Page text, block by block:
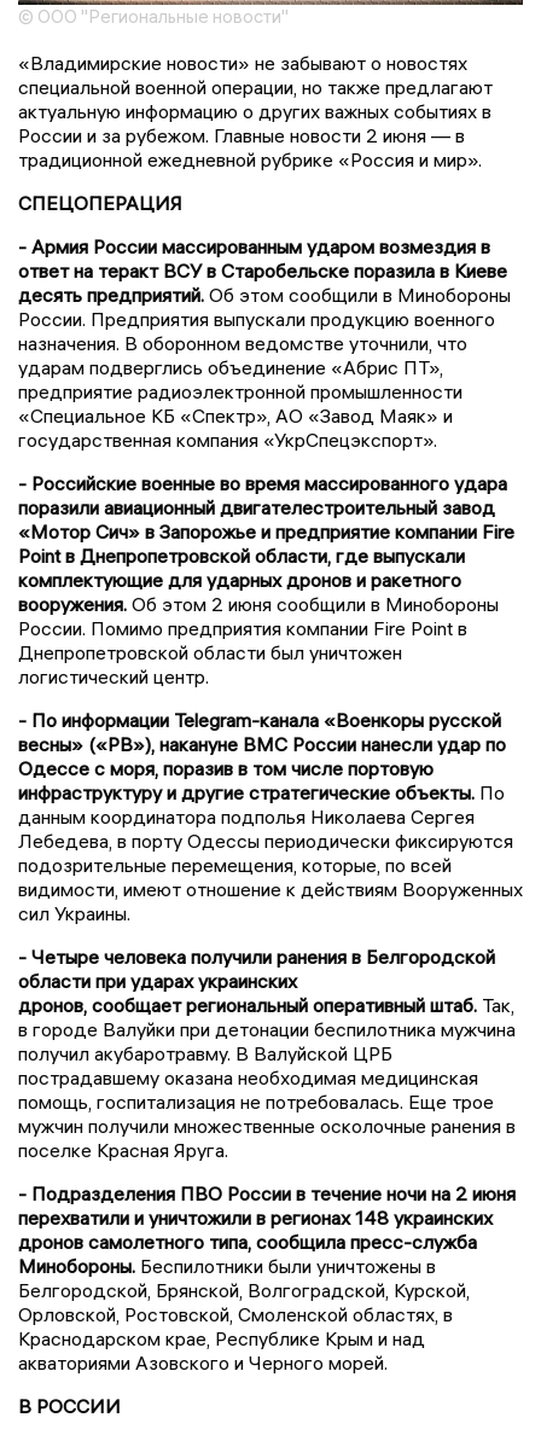
© ООО "Региональные новости"
«Владимирские новости» не забывают о новостях
специальной военной операции, но также предлагают
актуальную информацию о других важных событиях в
России и за рубежом. Главные новости 2 июня — в
традиционной ежедневной рубрике «Россия и мир».
СПЕЦОПЕРАЦИЯ
- Армия России массированным ударом возмездия в
ответ на теракт ВСУ в Старобельске поразила в Киеве
десять предприятий. Об этом сообщили в Минобороны
России. Предприятия выпускали продукцию военного
назначения. В оборонном ведомстве уточнили, что
ударам подверглись объединение «Абрис ПТ»,
предприятие радиоэлектронной промышленности
«Специальное КБ «Спектр», АО «Завод Маяк» и
государственная компания «УкрСпецэкспорт».
- Российские военные во время массированного удара
поразили авиационный двигателестроительный завод
«Мотор Сич» в Запорожье и предприятие компании Fire
Point в Днепропетровской области, где выпускали
комплектующие для ударных дронов и ракетного
вооружения. Об этом 2 июня сообщили в Минобороны
России. Помимо предприятия компании Fire Point в
Днепропетровской области был уничтожен
логистический центр.
- По информации Telegram-канала «Военкоры русской
весны» («РВ»), накануне ВМС России нанесли удар по
Одессе с моря, поразив в том числе портовую
инфраструктуру и другие стратегические объекты. По
данным координатора подполья Николаева Сергея
Лебедева, в порту Одессы периодически фиксируются
подозрительные перемещения, которые, по всей
видимости, имеют отношение к действиям Вооруженных
сил Украины.
- Четыре человека получили ранения в Белгородской
области при ударах украинских
дронов, сообщает региональный оперативный штаб. Так,
в городе Валуйки при детонации беспилотника мужчина
получил акубаротравму. В Валуйской ЦРБ
пострадавшему оказана необходимая медицинская
помощь, госпитализация не потребовалась. Еще трое
мужчин получили множественные осколочные ранения в
поселке Красная Яруга.
- Подразделения ПВО России в течение ночи на 2 июня
перехватили и уничтожили в регионах 148 украинских
дронов самолетного типа, сообщила пресс-служба
Минобороны. Беспилотники были уничтожены в
Белгородской, Брянской, Волгоградской, Курской,
Орловской, Ростовской, Смоленской областях, в
Краснодарском крае, Республике Крым и над
акваториями Азовского и Черного морей.
В РОССИИ